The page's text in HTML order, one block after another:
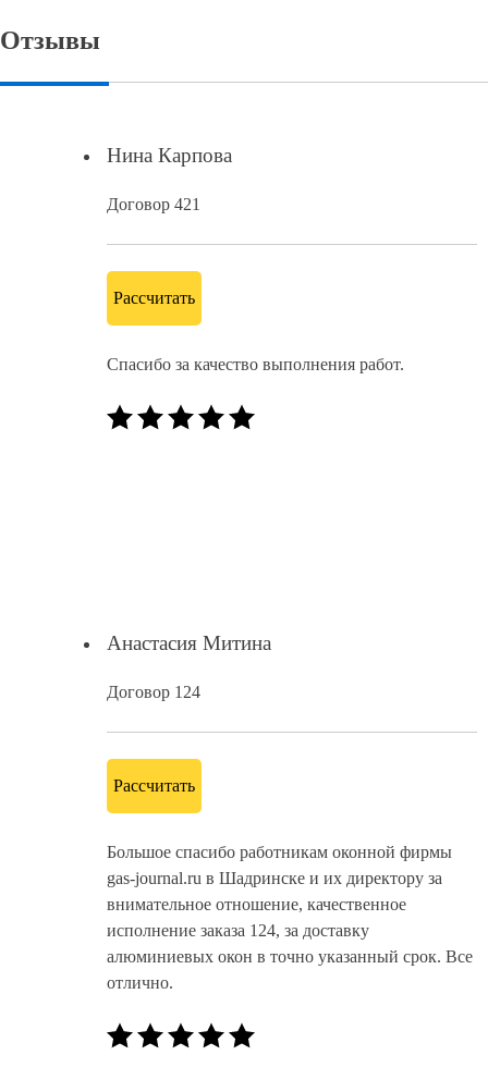
Отзывы
Нина Карпова
Договор 421
Рассчитать
Спасибо за качество выполнения работ.
Анастасия Митина
Договор 124
Рассчитать
Большое спасибо работникам оконной фирмы
gas-journal.ru в Шадринске и их директору за
внимательное отношение, качественное
исполнение заказа 124, за доставку
алюминиевых окон в точно указанный срок. Все
отлично.